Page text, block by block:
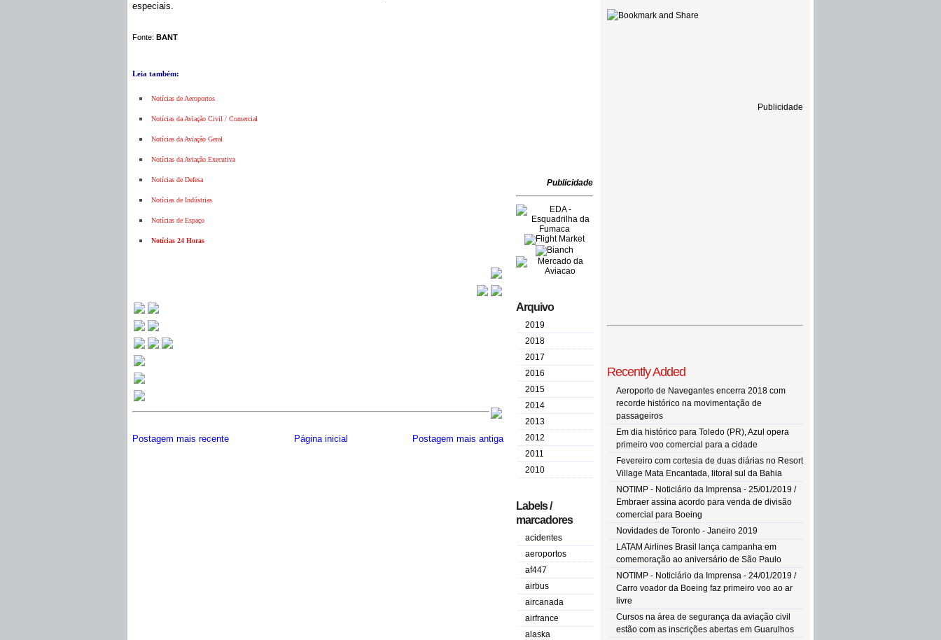
especiais.
Fonte: BANT
Leia também:
Notícias de Aeroportos
Notícias da Aviação Civil / Comercial
Notícias da Aviação Geral
Notícias da Aviação Executiva
Notícias de Defesa
Notícias de Indústrias
Notícias de Espaço
Notícias 24 Horas
Postagem mais recente Postagem mais antiga
Página inicial
Publicidade
Arquivo
2019
2018
2017
2016
2015
2014
2013
2012
2011
2010
Labels /
marcadores
acidentes
aeroportos
af447
airbus
aircanada
airfrance
alaska
Publicidade
Recently Added
Aeroporto de Navegantes encerra 2018 com
recorde histórico na movimentação de
passageiros
Em dia histórico para Toledo (PR), Azul opera
primeiro voo comercial para a cidade
Fevereiro com cortesia de duas diárias no Resort
Village Mata Encantada, litoral sul da Bahia
NOTIMP - Noticiário da Imprensa - 25/01/2019 /
Embraer assina acordo para venda de divisão
comercial para Boeing
Novidades de Toronto - Janeiro 2019
LATAM Airlines Brasil lança campanha em
comemoração ao aniversário de São Paulo
NOTIMP - Noticiário da Imprensa - 24/01/2019 /
Carro voador da Boeing faz primeiro voo ao ar
livre
Cursos na área de segurança da aviação civil
estão com as inscrições abertas em Guarulhos